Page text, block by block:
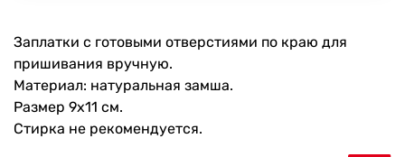
Заплатки с готовыми отверстиями по краю для
пришивания вручную.
Материал: натуральная замша.
Размер 9х11 см.
Стирка не рекомендуется.